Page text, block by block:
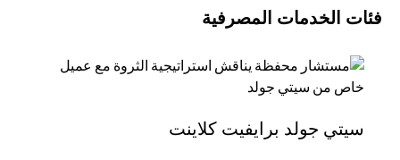
فئات الخدمات المصرفية
سيتي جولد برايفيت كلاينت